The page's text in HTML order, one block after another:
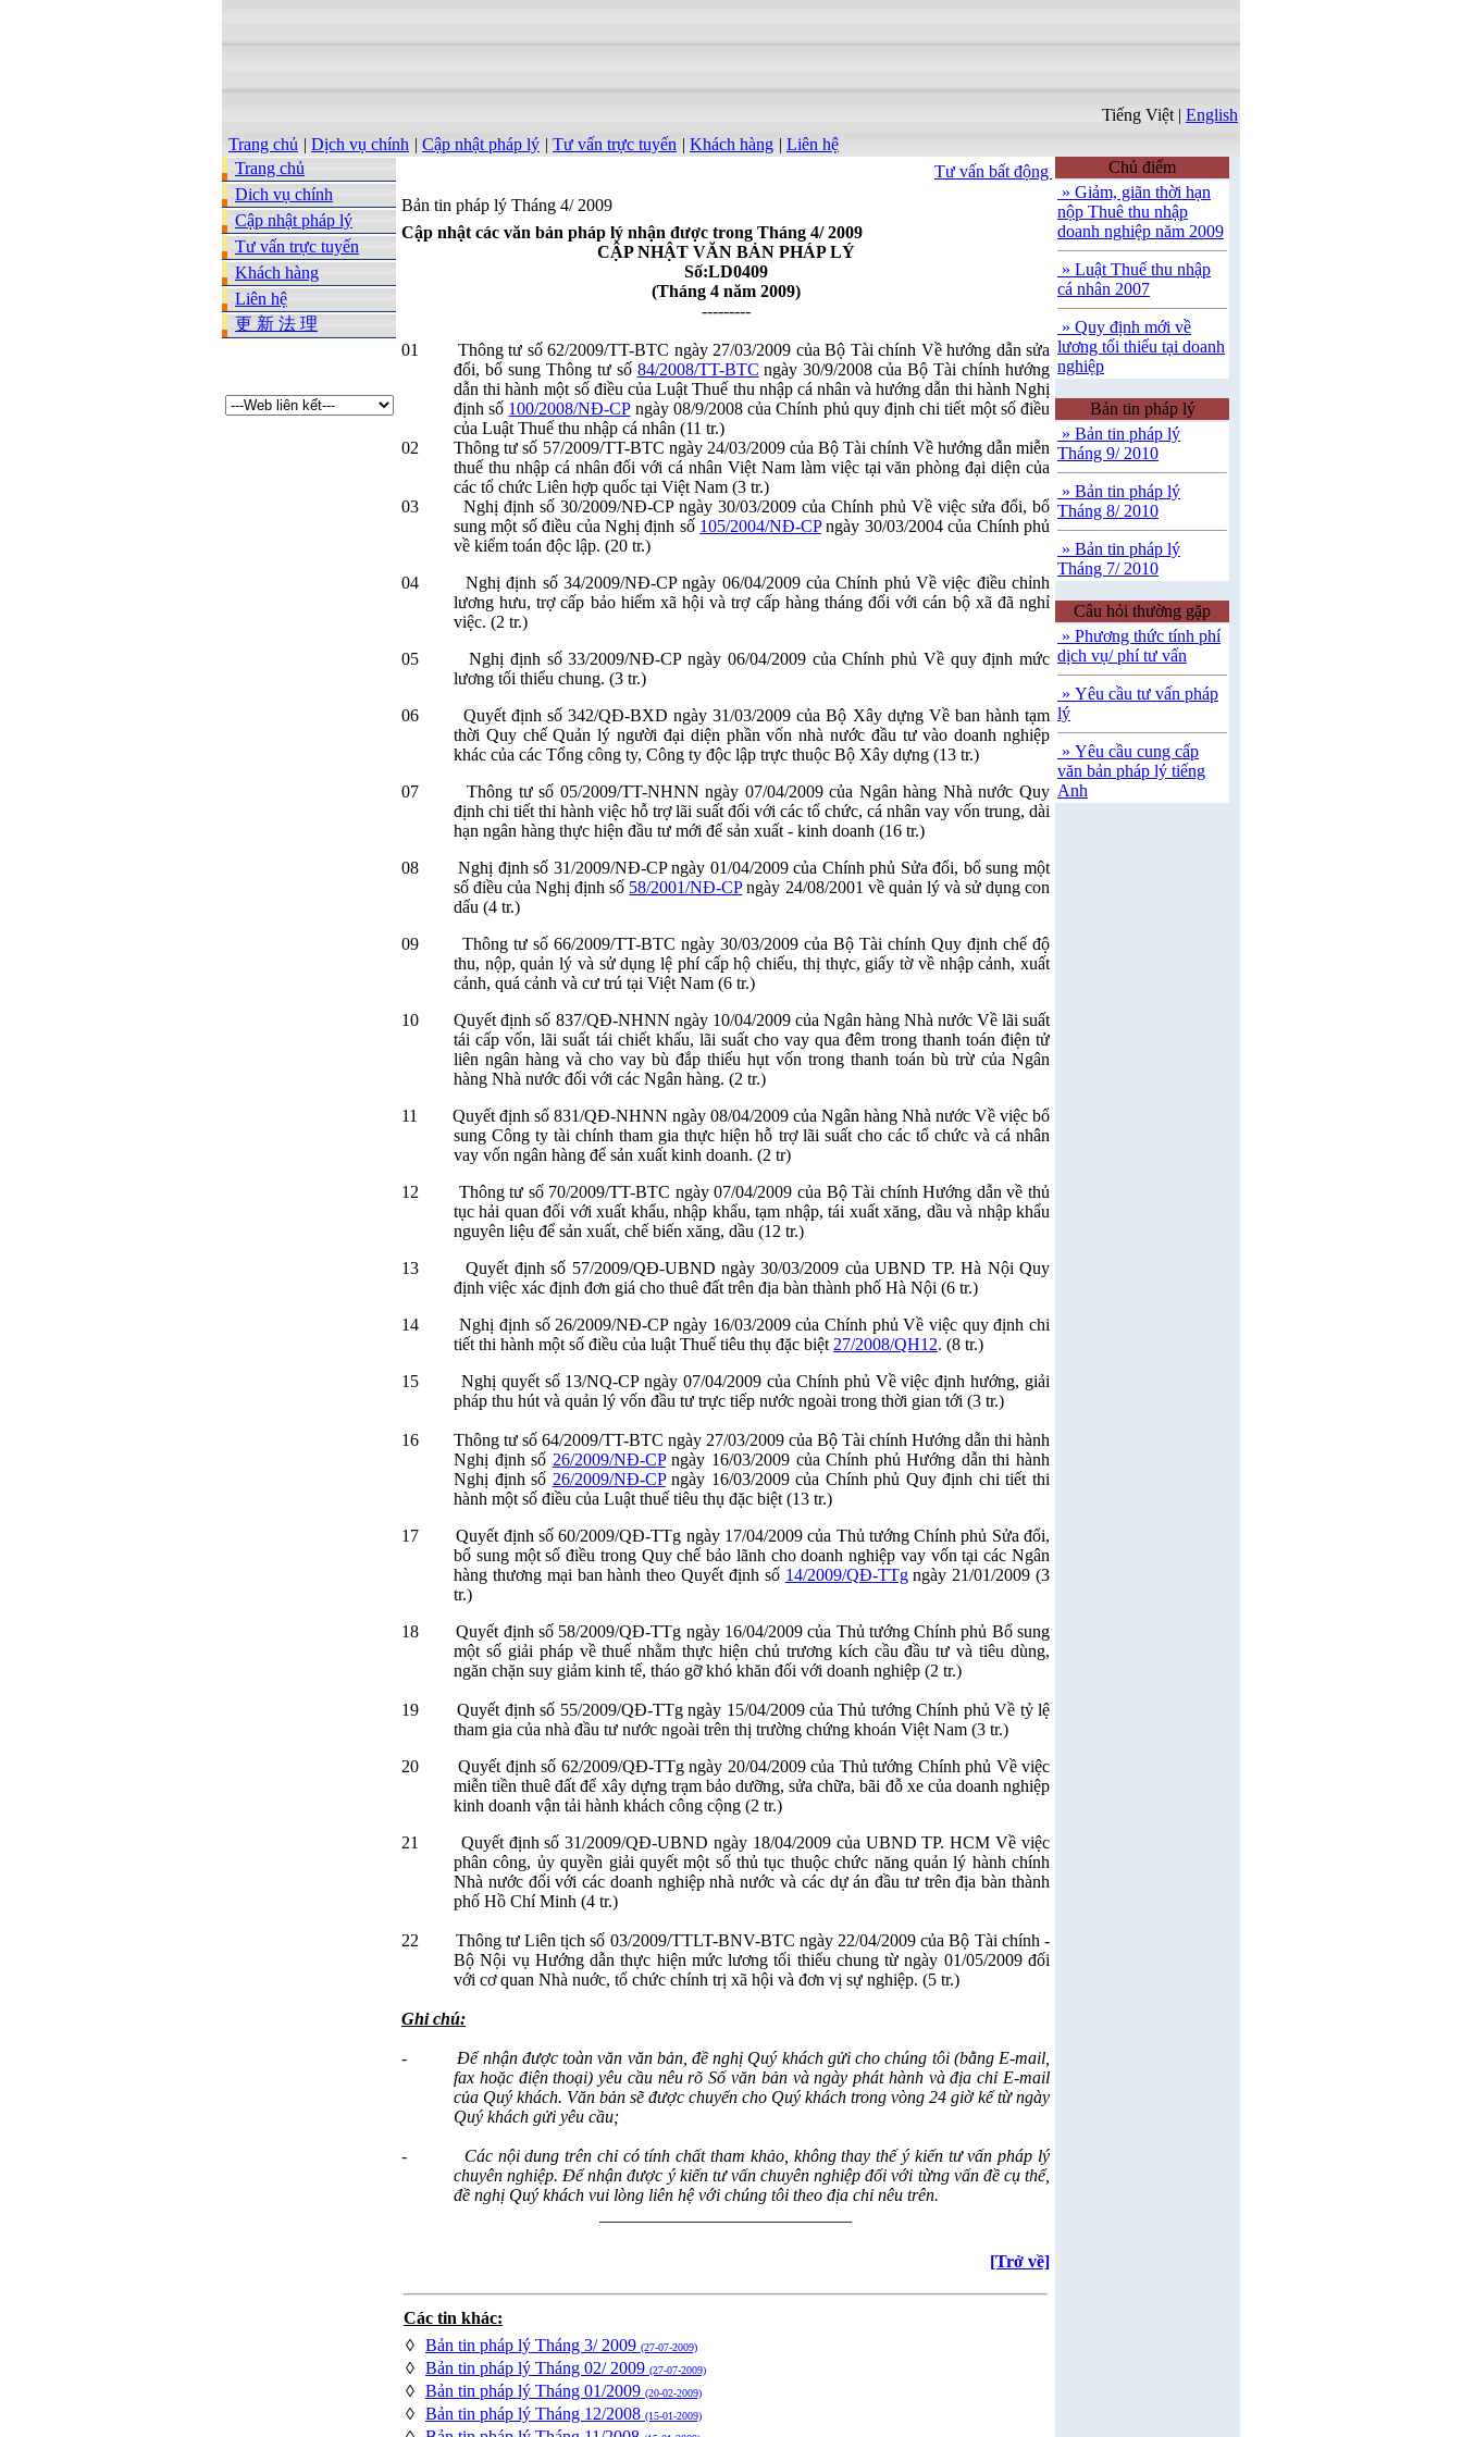
Tiếng Việt | English
Trang chủ | Dịch vụ chính | Cập nhật pháp lý | Tư vấn trực tuyến | Khách hàng | Liên hệ
Trang chủ
Dich vụ chính
Cập nhật pháp lý
Tư vấn trực tuyến
Khách hàng
Liên hệ
更 新 法 理
Tư vấn bất động sản Môi giới thương mại và đầu tư
Bản tin pháp lý Tháng 4/ 2009
Cập nhật các văn bản pháp lý nhận được trong Tháng 4/ 2009
CẬP NHẬT VĂN BẢN PHÁP LÝ
Số:LD0409
(Tháng 4 năm 2009)
---------
01
Thông tư số 62/2009/TT-BTC ngày 27/03/2009 của Bộ Tài chính Về hướng dẫn sửa
đổi, bổ sung Thông tư số 84/2008/TT-BTC ngày 30/9/2008 của Bộ Tài chính hướng
dẫn thi hành một số điều của Luật Thuế thu nhập cá nhân và hướng dẫn thi hành Nghị
định số 100/2008/NĐ-CPngày 08/9/2008 của Chính phủ quy định chi tiết một số điều
của Luật Thuế thu nhập cá nhân (11 tr.)
02
Thông tư số 57/2009/TT-BTC ngày 24/03/2009 của Bộ Tài chính Về hướng dẫn miễn
thuế thu nhập cá nhân đối với cá nhân Việt Nam làm việc tại văn phòng đại diện của
các tổ chức Liên hợp quốc tại Việt Nam (3 tr.)
03
Nghị định số 30/2009/NĐ-CP ngày 30/03/2009 của Chính phủ Về việc sửa đổi, bổ
sung một số điều của Nghị định số 105/2004/NĐ-CPngày 30/03/2004 của Chính phủ
về kiểm toán độc lập. (20 tr.)
04
Nghị định số 34/2009/NĐ-CP ngày 06/04/2009 của Chính phủ Về việc điều chỉnh
lương hưu, trợ cấp bảo hiểm xã hội và trợ cấp hàng tháng đối với cán bộ xã đã nghỉ
việc. (2 tr.)
05
Nghị định số 33/2009/NĐ-CP ngày 06/04/2009 của Chính phủ Về quy định mức
lương tối thiểu chung. (3 tr.)
06
Quyết định số 342/QĐ-BXD ngày 31/03/2009 của Bộ Xây dựng Về ban hành tạm
thời Quy chế Quản lý người đại diện phần vốn nhà nước đầu tư vào doanh nghiệp
khác của các Tổng công ty, Công ty độc lập trực thuộc Bộ Xây dựng (13 tr.)
07
Thông tư số 05/2009/TT-NHNN ngày 07/04/2009 của Ngân hàng Nhà nước Quy
định chi tiết thi hành việc hỗ trợ lãi suất đối với các tổ chức, cá nhân vay vốn trung, dài
hạn ngân hàng thực hiện đầu tư mới để sản xuất - kinh doanh (16 tr.)
08
Nghị định số 31/2009/NĐ-CP ngày 01/04/2009 của Chính phủ Sửa đổi, bổ sung một
số điều của Nghị định số 58/2001/NĐ-CPngày 24/08/2001 về quản lý và sử dụng con
dấu (4 tr.)
09
Thông tư số 66/2009/TT-BTC ngày 30/03/2009 của Bộ Tài chính Quy định chế độ
thu, nộp, quản lý và sử dụng lệ phí cấp hộ chiếu, thị thực, giấy tờ về nhập cảnh, xuất
cảnh, quá cảnh và cư trú tại Việt Nam (6 tr.)
10
Quyết định số 837/QĐ-NHNN ngày 10/04/2009 của Ngân hàng Nhà nước Về lãi suất
tái cấp vốn, lãi suất tái chiết khấu, lãi suất cho vay qua đêm trong thanh toán điện tử
liên ngân hàng và cho vay bù đắp thiếu hụt vốn trong thanh toán bù trừ của Ngân
hàng Nhà nước đối với các Ngân hàng. (2 tr.)
11
Quyết định số 831/QĐ-NHNN ngày 08/04/2009 của Ngân hàng Nhà nước Về việc bổ
sung Công ty tài chính tham gia thực hiện hỗ trợ lãi suất cho các tổ chức và cá nhân
vay vốn ngân hàng để sản xuất kinh doanh. (2 tr)
12
Thông tư số 70/2009/TT-BTC ngày 07/04/2009 của Bộ Tài chính Hướng dẫn về thủ
tục hải quan đối với xuất khẩu, nhập khẩu, tạm nhập, tái xuất xăng, dầu và nhập khẩu
nguyên liệu để sản xuất, chế biến xăng, dầu (12 tr.)
13
Quyết định số 57/2009/QĐ-UBND ngày 30/03/2009 của UBND TP. Hà Nội Quy
định việc xác định đơn giá cho thuê đất trên địa bàn thành phố Hà Nội (6 tr.)
14
Nghị định số 26/2009/NĐ-CP ngày 16/03/2009 của Chính phủ Về việc quy định chi
tiết thi hành một số điều của luật Thuế tiêu thụ đặc biệt 27/2008/QH12. (8 tr.)
15
Nghị quyết số 13/NQ-CP ngày 07/04/2009 của Chính phủ Về việc định hướng, giải
pháp thu hút và quản lý vốn đầu tư trực tiếp nước ngoài trong thời gian tới (3 tr.)
16
Thông tư số 64/2009/TT-BTC ngày 27/03/2009 của Bộ Tài chính Hướng dẫn thi hành
Nghị định số 26/2009/NĐ-CP ngày 16/03/2009 của Chính phủ Hướng dẫn thi hành
Nghị định số 26/2009/NĐ-CPngày 16/03/2009 của Chính phủ Quy định chi tiết thi
hành một số điều của Luật thuế tiêu thụ đặc biệt (13 tr.)
17
Quyết định số 60/2009/QĐ-TTg ngày 17/04/2009 của Thủ tướng Chính phủ Sửa đổi,
bổ sung một số điều trong Quy chế bảo lãnh cho doanh nghiệp vay vốn tại các Ngân
hàng thương mại ban hành theo Quyết định số 14/2009/QĐ-TTgngày 21/01/2009 (3
tr.)
18
Quyết định số 58/2009/QĐ-TTg ngày 16/04/2009 của Thủ tướng Chính phủ Bổ sung
một số giải pháp về thuế nhằm thực hiện chủ trương kích cầu đầu tư và tiêu dùng,
ngăn chặn suy giảm kinh tế, tháo gỡ khó khăn đối với doanh nghiệp (2 tr.)
19
Quyết định số 55/2009/QĐ-TTg ngày 15/04/2009 của Thủ tướng Chính phủ Về tỷ lệ
tham gia của nhà đầu tư nước ngoài trên thị trường chứng khoán Việt Nam (3 tr.)
20
Quyết định số 62/2009/QĐ-TTg ngày 20/04/2009 của Thủ tướng Chính phủ Về việc
miễn tiền thuê đất để xây dựng trạm bảo dưỡng, sửa chữa, bãi đỗ xe của doanh nghiệp
kinh doanh vận tải hành khách công cộng (2 tr.)
21
Quyết định số 31/2009/QĐ-UBND ngày 18/04/2009 của UBND TP. HCM Về việc
phân công, ủy quyền giải quyết một số thủ tục thuộc chức năng quản lý hành chính
Nhà nước đối với các doanh nghiệp nhà nước và các dự án đầu tư trên địa bàn thành
phố Hồ Chí Minh (4 tr.)
22
Thông tư Liên tịch số 03/2009/TTLT-BNV-BTC ngày 22/04/2009 của Bộ Tài chính -
Bộ Nội vụ Hướng dẫn thực hiện mức lương tối thiểu chung từ ngày 01/05/2009 đối
với cơ quan Nhà nuớc, tổ chức chính trị xã hội và đơn vị sự nghiệp. (5 tr.)
Ghi chú:
-
Để nhận được toàn văn văn bản, đề nghị Quý khách gửi cho chúng tôi (bằng E-mail,
fax hoặc điện thoại) yêu cầu nêu rõ Số văn bản và ngày phát hành và địa chỉ E-mail
của Quý khách. Văn bản sẽ được chuyển cho Quý khách trong vòng 24 giờ kể từ ngày
Quý khách gửi yêu cầu;
-
Các nội dung trên chỉ có tính chất tham khảo, không thay thế ý kiến tư vấn pháp lý
chuyên nghiệp. Để nhận được ý kiến tư vấn chuyên nghiệp đối với từng vấn đề cụ thể,
đề nghị Quý khách vui lòng liên hệ với chúng tôi theo địa chỉ nêu trên.
[Trở về]
Các tin khác:
◊ Bản tin pháp lý Tháng 3/ 2009 (27-07-2009)
◊ Bản tin pháp lý Tháng 02/ 2009 (27-07-2009)
◊ Bản tin pháp lý Tháng 01/2009 (20-02-2009)
◊ Bản tin pháp lý Tháng 12/2008 (15-01-2009)
Chủ điểm
» Giảm, giãn thời hạn
nộp Thuê thu nhập
doanh nghiệp năm 2009
» Luật Thuế thu nhập
cá nhân 2007
» Quy định mới về
lương tối thiểu tại doanh
nghiệp
Bản tin pháp lý
» Bản tin pháp lý
Tháng 9/ 2010
» Bản tin pháp lý
Tháng 8/ 2010
» Bản tin pháp lý
Tháng 7/ 2010
Câu hỏi thường gặp
» Phương thức tính phí
dịch vụ/ phí tư vấn
» Yêu cầu tư vấn pháp
lý
» Yêu cầu cung cấp
văn bản pháp lý tiếng
Anh